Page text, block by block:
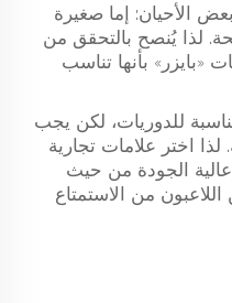
الأحيان: إما صغيرة
لذا يُنصح بالتحقق من
«بايزر» بأنها تناسب
للدوريات، لكن يجب
لذا اختر علامات تجارية
الجودة من حيث
من الاستمتاع